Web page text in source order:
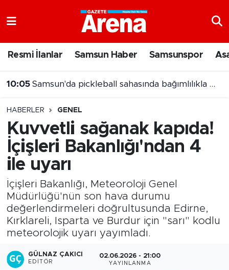
Resmi İlanlar Samsun Haber Samsunspor
10:05 Samsun'da pickleball sahasında bağımlılıkla mücadele mesajı
09:52 Samsun'da 9 Ağustos'ta hava nasıl olacak?
HABERLER GENEL
Kuvvetli sağanak kapıda!
İçişleri Bakanlığı'ndan 4
ile uyarı
İçişleri Bakanlığı, Meteoroloji Genel
Müdürlüğü'nün son hava durumu
değerlendirmeleri doğrultusunda Edirne,
Kırklareli, Isparta ve Burdur için "sarı" kodlu
meteorolojik uyarı yayımladı.
GÜLNAZ ÇAKICI
EDITÖR
02.06.2026 - 21:00
YAYINLANMA
Samsun Namaz Vakitleri
Süper Lig Puan Durumu ve Fikstür
Tüm Manşetler
Son Dakika Haberleri
Haber Arşivi